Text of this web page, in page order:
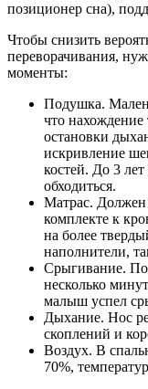
позиционер сна),
Чтобы снизить
переворачивания,
моменты:
Подушка.
что
остановки
искривление
костей. До 3
обходиться.
Матрас.
комплекте к
на более
наполнители,
Срыгивание.
несколько
малыш успел
Дыхание. Нос
скоплений и
Воздух. В
70%,